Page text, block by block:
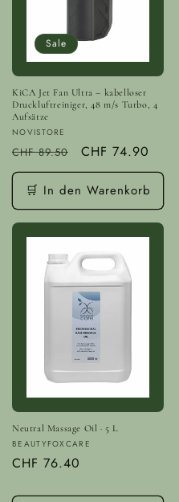
Sale
KiCA Jet Fan Ultra – kabelloser
Druckluftreiniger, 48 m/s Turbo, 4
Aufsätze
Anbieter:
NOVISTORE
Normaler
Preis
CHF 89.50 Verkaufspreis
CHF 74.90
🛒 In den Warenkorb
Neutral Massage Oil · 5 L
Anbieter:
BEAUTYFOXCARE
Normaler
CHF 76.40